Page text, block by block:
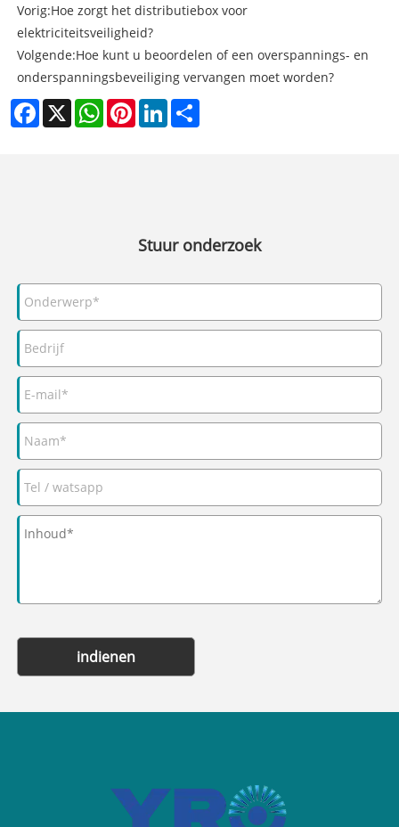
Vorig:Hoe zorgt het distributiebox voor
elektriciteitsveiligheid?
Volgende:Hoe kunt u beoordelen of een overspannings- en
onderspanningsbeveiliging vervangen moet worden?
Facebook
X WhatsAppPinterestLinkedIn
Stuur onderzoek
indienen